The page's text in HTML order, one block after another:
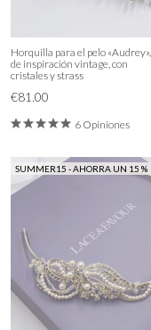
Horquilla para el pelo «Audrey»,
de inspiración vintage, con
cristales y strass
€81.00
6 Opiniones
SUMMER15 - AHORRA UN 15 %